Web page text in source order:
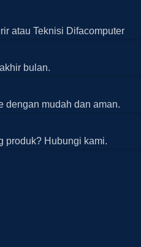
atau Teknisi Difacomputer
bulan.
dengan mudah dan aman.
produk? Hubungi kami.